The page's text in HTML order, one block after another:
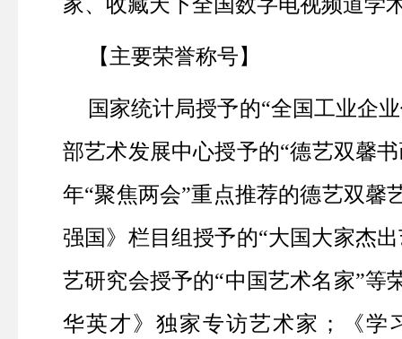
【主要荣誉称号】
国家统计局授予的“全国工业企
部艺术发展中心授予的“德艺双馨
年“聚焦两会”重点推荐的德艺双馨
强国》栏目组授予的“大国大家杰
艺研究会授予的“中国艺术名家”等
华英才》独家专访艺术家；《学